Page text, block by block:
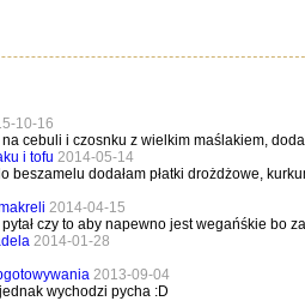
10-16
cebuli i czosnku z wielkim maślakiem,
i tofu 2014-05-14
beszamelu dodałam płatki drożdżowe,
2014-04-15
czy to aby napewno jest wegańśkie bo
2014-01-28
2013-09-04
wychodzi pycha :D